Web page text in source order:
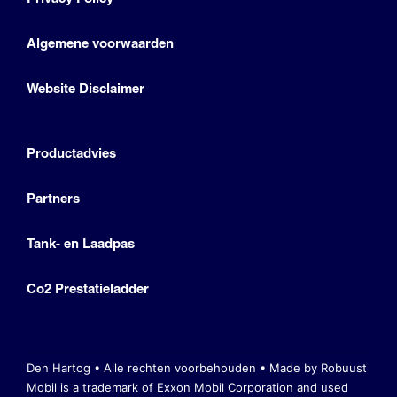
Algemene voorwaarden
Website Disclaimer
Productadvies
Partners
Tank- en Laadpas
Co2 Prestatieladder
Den Hartog • Alle rechten voorbehouden • Made by Robuust
Mobil is a trademark of Exxon Mobil Corporation and used